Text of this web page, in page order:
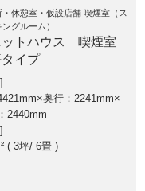
・休憩室・仮設店舗 喫煙室（ス
グルーム）
ットハウス 喫煙室
タイプ
奥行：2241mm×
2440mm
( 3坪 6畳 )